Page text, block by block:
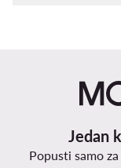
Jedan
Popusti samo